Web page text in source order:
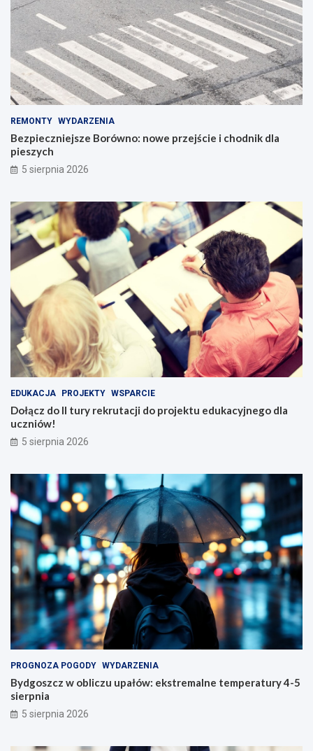
REMONTY WYDARZENIA
Bezpieczniejsze Borówno: nowe przejście i chodnik dla
pieszych
5 sierpnia 2026
EDUKACJA PROJEKTY WSPARCIE
Dołącz do II tury rekrutacji do projektu edukacyjnego dla
uczniów!
5 sierpnia 2026
PROGNOZA POGODY WYDARZENIA
Bydgoszcz w obliczu upałów: ekstremalne temperatury 4-5
sierpnia
5 sierpnia 2026